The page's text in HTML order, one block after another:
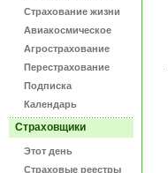
Страхование жизни
Авиакосмическое
Агрострахование
Перестрахование
Подписка
Календарь
Страховщики
Этот день
Страховые реестры